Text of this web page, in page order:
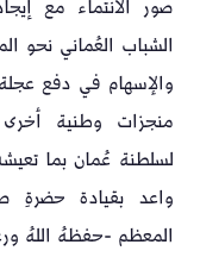
صور الانتماء مع
الشباب العُماني نحو
والإسهام في دفع
منجزات وطنية
لسلطنة عُمان بما
واعد بقيادة حضرةِ
المعظم -حفظهُ اللهُ